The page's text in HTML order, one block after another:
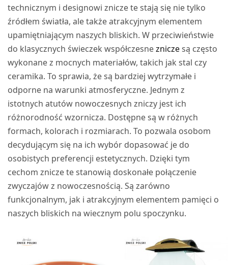
technicznym i designowi znicze te stają się nie tylko
źródłem światła, ale także atrakcyjnym elementem
upamiętniającym naszych bliskich. W przeciwieństwie
do klasycznych świeczek współczesnezniczesą często
wykonane z mocnych materiałów, takich jak stal czy
ceramika. To sprawia, że są bardziej wytrzymałe i
odporne na warunki atmosferyczne. Jednym z
istotnych atutów nowoczesnych zniczy jest ich
różnorodność wzornicza. Dostępne są w różnych
formach, kolorach i rozmiarach. To pozwala osobom
decydującym się na ich wybór dopasować je do
osobistych preferencji estetycznych. Dzięki tym
cechom znicze te stanowią doskonałe połączenie
zwyczajów z nowoczesnością. Są zarówno
funkcjonalnym, jak i atrakcyjnym elementem pamięci o
naszych bliskich na wiecznym polu spoczynku.